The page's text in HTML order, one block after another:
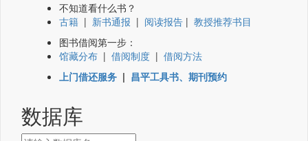
不知道看什么书？
古籍 | 新书通报 | 阅读报告 | 教授推荐书目
图书借阅第一步：
馆藏分布 | 借阅制度 | 借阅方法
上门借还服务 | 昌平工具书、期刊预约
数据库